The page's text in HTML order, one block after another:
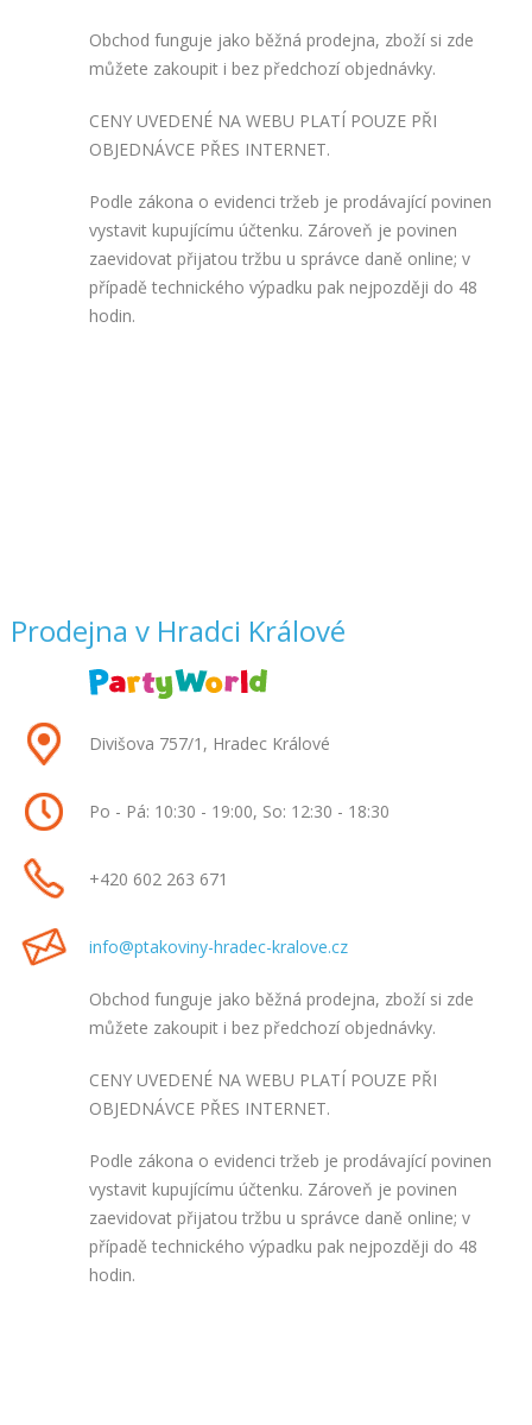
Obchod funguje jako běžná prodejna, zboží si zde
můžete zakoupit i bez předchozí objednávky.
CENY UVEDENÉ NA WEBU PLATÍ POUZE PŘI
OBJEDNÁVCE PŘES INTERNET.
Podle zákona o evidenci tržeb je prodávající povinen
vystavit kupujícímu účtenku. Zároveň je povinen
zaevidovat přijatou tržbu u správce daně online; v
případě technického výpadku pak nejpozději do 48
hodin.
Prodejna v Hradci Králové
Divišova 757/1, Hradec Králové
Po - Pá: 10:30 - 19:00, So: 12:30 - 18:30
+420 602 263 671
info@ptakoviny-hradec-kralove.cz
Obchod funguje jako běžná prodejna, zboží si zde
můžete zakoupit i bez předchozí objednávky.
CENY UVEDENÉ NA WEBU PLATÍ POUZE PŘI
OBJEDNÁVCE PŘES INTERNET.
Podle zákona o evidenci tržeb je prodávající povinen
vystavit kupujícímu účtenku. Zároveň je povinen
zaevidovat přijatou tržbu u správce daně online; v
případě technického výpadku pak nejpozději do 48
hodin.